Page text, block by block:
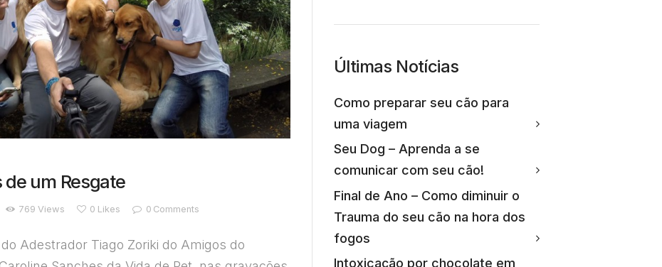
um Resgate
769 Views 0 Likes 0 Comments
Adestrador Tiago Zoriki do Amigos do
Últimas Notícias
Como preparar seu cão para
uma viagem
Seu Dog – Aprenda a se
comunicar com seu cão!
Final de Ano – Como diminuir o
Trauma do seu cão na hora dos
fogos
Intoxicação por chocolate em